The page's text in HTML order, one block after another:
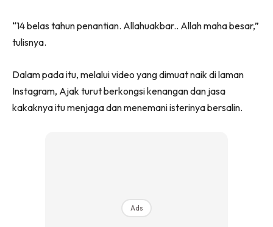
“14 belas tahun penantian. Allahuakbar.. Allah maha besar,”
tulisnya.
Dalam pada itu, melalui video yang dimuat naik di laman
Instagram, Ajak turut berkongsi kenangan dan jasa
kakaknya itu menjaga dan menemani isterinya bersalin.
Ads